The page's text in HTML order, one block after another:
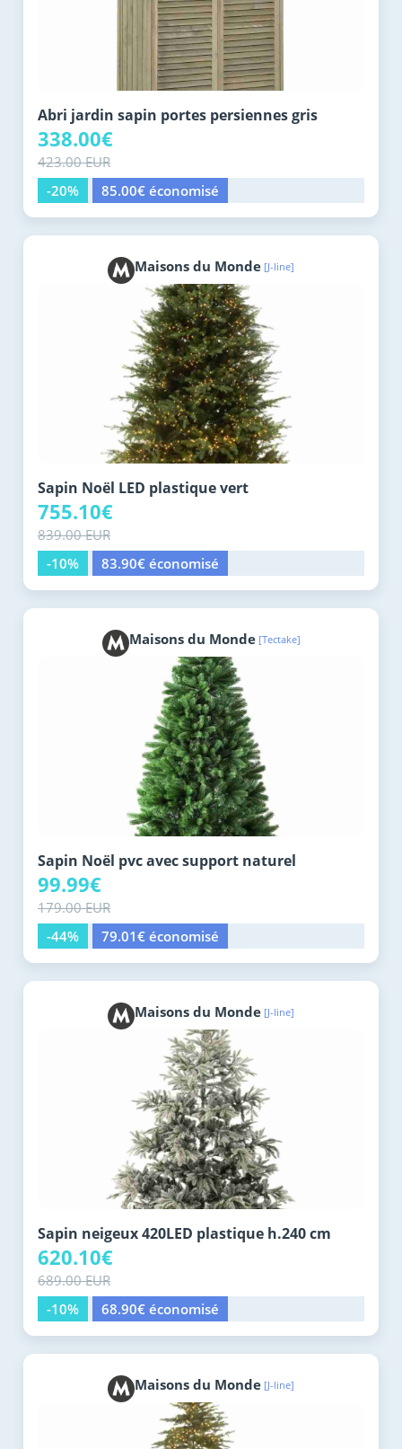
Abri jardin sapin portes persiennes gris
338.00€
423.00 EUR
-20%
85.00€ économisé
Maisons du Monde [J-line]
Sapin Noël LED plastique vert
755.10€
839.00 EUR
-10%
83.90€ économisé
Maisons du Monde [Tectake]
Sapin Noël pvc avec support naturel
99.99€
179.00 EUR
-44%
79.01€ économisé
Maisons du Monde [J-line]
Sapin neigeux 420LED plastique h.240 cm
620.10€
689.00 EUR
-10%
68.90€ économisé
Maisons du Monde [J-line]